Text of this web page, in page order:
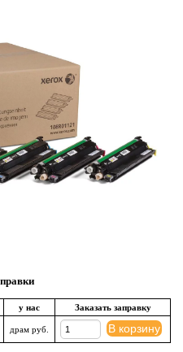
у нас
Заказать заправку
драм руб. В корзину